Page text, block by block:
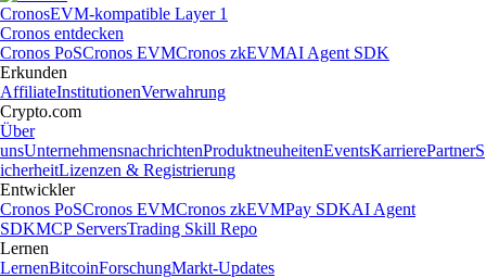
CronosEVM-kompatible Layer 1
Cronos entdecken
Cronos PoSCronos EVMCronos zkEVMAI Agent SDK
Erkunden
AffiliateInstitutionenVerwahrung
Crypto.com
Über
unsUnternehmensnachrichtenProduktneuheitenEventsKarrierePartnerS
icherheitLizenzen & Registrierung
Entwickler
Cronos PoSCronos EVMCronos zkEVMPay SDKAI Agent
SDKMCP ServersTrading Skill Repo
Lernen
LernenBitcoinForschungMarkt-Updates